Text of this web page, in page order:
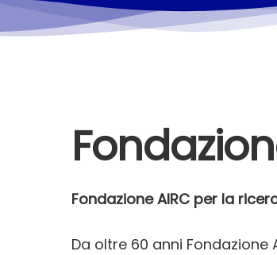
Fondazione AIRC per la
Da oltre 60 anni Fondazione